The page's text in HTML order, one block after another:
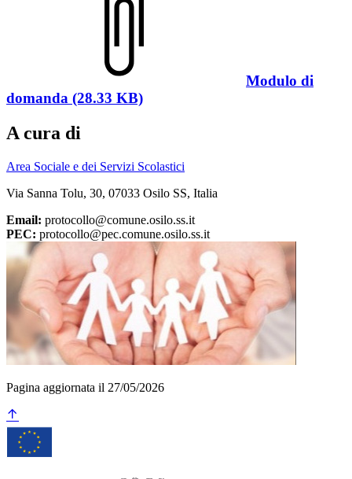
Modulo di
domanda (28.33 KB)
A cura di
Area Sociale e dei Servizi Scolastici
Via Sanna Tolu, 30, 07033 Osilo SS, Italia
Email: protocollo@comune.osilo.ss.it
PEC: protocollo@pec.comune.osilo.ss.it
Pagina aggiornata il 27/05/2026